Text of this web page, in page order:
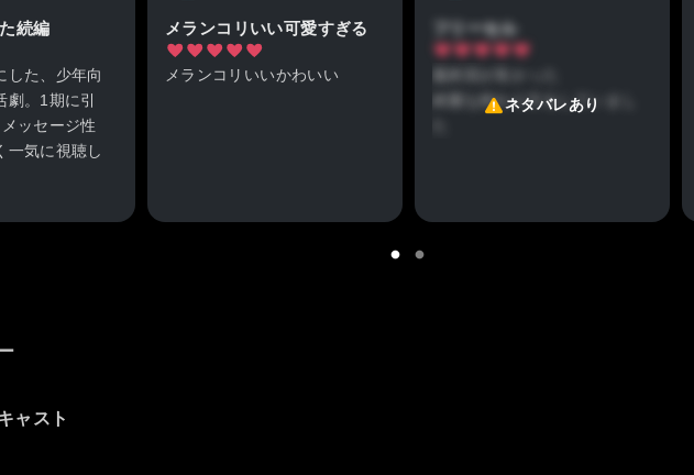
続編
した、少年向
。1期に引
ッセージ性
一気に視聴し
ター数が多
メランコリいい可愛すぎる
メランコリいいかわいい
フリーセル
綺麗な終わり方をしていまし
ネタバレあり
ャスト